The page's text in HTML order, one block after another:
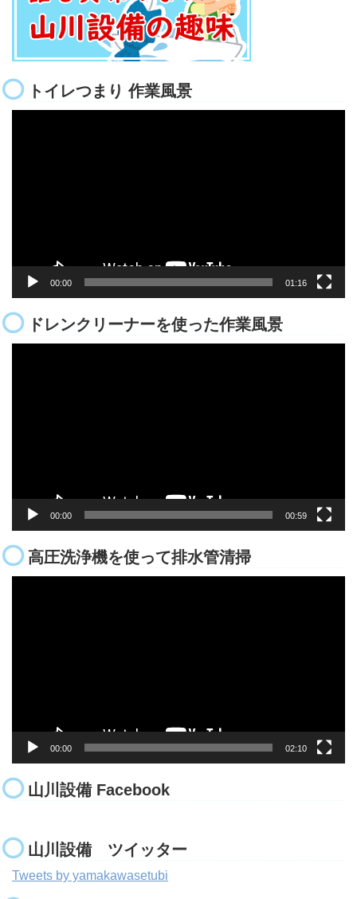
トイレつまり 作業風景
00:00 01:16
ドレンクリーナーを使った作業風景
00:00 00:59
高圧洗浄機を使って排水管清掃
00:00 02:10
山川設備 Facebook
山川設備 ツイッター
Tweets by yamakawasetubi